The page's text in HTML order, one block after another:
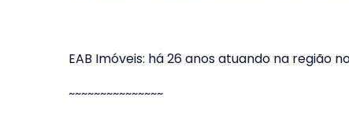
EAB Imóveis: há 26 anos atuando na região
~~~~~~~~~~~~~~~